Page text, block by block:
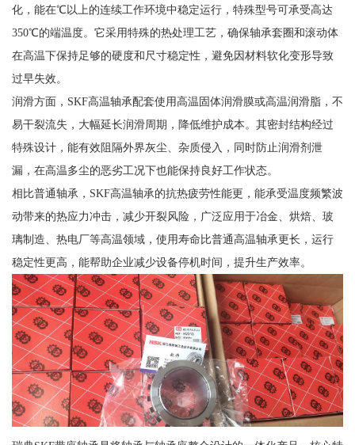
化，能在℃以上的连续工作环境中稳定运行，特殊型号可承受高达
350℃的端温度。它采用特殊的热处理工艺，确保轴承套圈和滚动体
在高温下保持足够的硬度和尺寸稳定性，避免因材料软化变形导致
过早失效。
润滑方面，SKF高温轴承配套使用高温固体润滑膜或高温润滑脂，不
易干裂流失，大幅延长润滑周期，降低维护成本。其密封结构经过
特殊设计，能有效阻隔外界灰尘、杂质侵入，同时防止润滑剂泄
漏，在高温多尘的恶劣工况下也能保持良好工作状态。
相比普通轴承，SKF高温轴承的抗热疲劳性能更，能承受温度频繁波
动带来的热应力冲击，减少开裂风险，广泛应用于冶金、烘焙、玻
璃制造、热电厂等高温领域，使用寿命比普通高温轴承更长，运行
稳定性更高，能帮助企业减少设备停机时间，提升生产效率。